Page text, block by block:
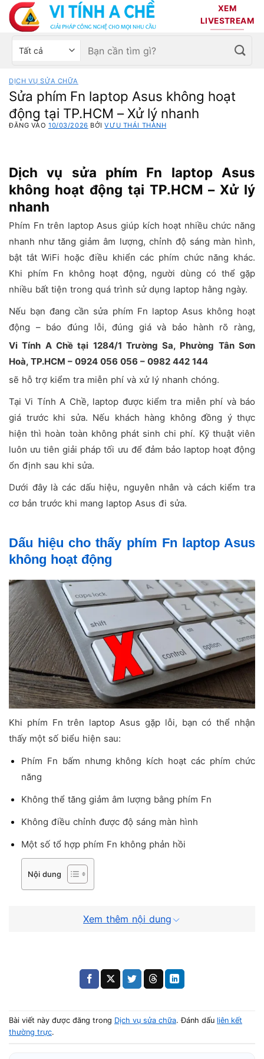
Bỏ
qua
nội
dung
XEM
LIVESTREAM
Chọn
sản
phẩm
Tìm
kiếm:
DỊCH VỤ SỬA CHỮA
Sửa phím Fn laptop Asus không hoạt
động tại TP.HCM – Xử lý nhanh
ĐĂNG VÀO10/03/2026 BỞIVƯU THÁI THÀNH
Dịch vụ sửa phím Fn laptop Asus
không hoạt động tại TP.HCM – Xử lý
nhanh
Phím Fn trên laptop Asus giúp kích hoạt nhiều chức năng
nhanh như tăng giảm âm lượng, chỉnh độ sáng màn hình,
bật tắt WiFi hoặc điều khiển các phím chức năng khác.
Khi phím Fn không hoạt động, người dùng có thể gặp
nhiều bất tiện trong quá trình sử dụng laptop hằng ngày.
Nếu bạn đang cần sửa phím Fn laptop Asus không hoạt
động – báo đúng lỗi, đúng giá và bảo hành rõ ràng,
Vi Tính A Chề tại 1284/1 Trường Sa, Phường Tân Sơn
Hoà, TP.HCM – 0924 056 056 – 0982 442 144
sẽ hỗ trợ kiểm tra miễn phí và xử lý nhanh chóng.
Tại Vi Tính A Chề, laptop được kiểm tra miễn phí và báo
giá trước khi sửa. Nếu khách hàng không đồng ý thực
hiện thì hoàn toàn không phát sinh chi phí. Kỹ thuật viên
luôn ưu tiên giải pháp tối ưu để đảm bảo laptop hoạt động
ổn định sau khi sửa.
Dưới đây là các dấu hiệu, nguyên nhân và cách kiểm tra
cơ bản trước khi mang laptop Asus đi sửa.
Dấu hiệu cho thấy phím Fn laptop Asus
không hoạt động
Khi phím Fn trên laptop Asus gặp lỗi, bạn có thể nhận
thấy một số biểu hiện sau:
Phím Fn bấm nhưng không kích hoạt các phím chức
năng
Không thể tăng giảm âm lượng bằng phím Fn
Không điều chỉnh được độ sáng màn hình
Một số tổ hợp phím Fn không phản hồi
Nội dung
Một số nguyên nhân phổ biến gồm:
Xem thêm nội dung
Bài viết này được đăng trong Dịch vụ sửa chữa. Đánh dấu liên kết
thường trực.